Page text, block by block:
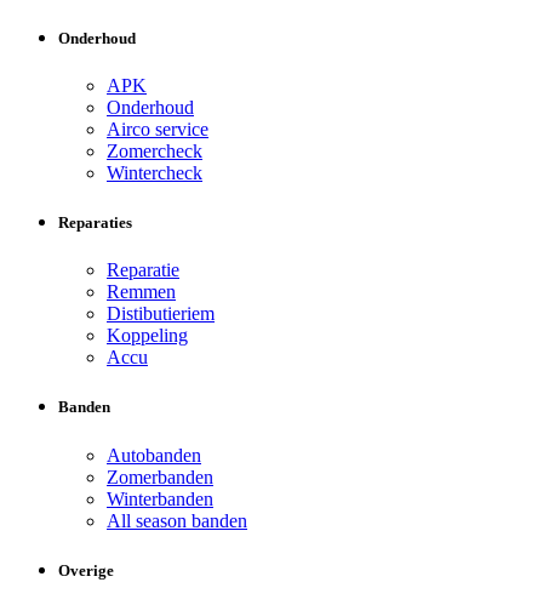
Onderhoud
APK
Onderhoud
Airco service
Zomercheck
Wintercheck
Reparaties
Reparatie
Remmen
Distibutieriem
Koppeling
Accu
Banden
Autobanden
Zomerbanden
Winterbanden
All season banden
Overige